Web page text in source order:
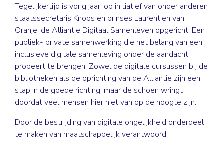
Tegelijkertijd is vorig jaar, op initiatief van onder anderen
staatssecretaris Knops en prinses Laurentien van
Oranje, de Alliantie Digitaal ­Samenleven opgericht. Een
publiek- private samenwerking die het belang van een
inclusieve digitale samenleving onder de aandacht
probeert te brengen. Zowel de digitale cursussen bij de
bibliotheken als de oprichting van de Alliantie zijn een
stap in de goede richting, maar de schoen wringt
doordat veel mensen hier niet van op de hoogte zijn.
Door de bestrijding van digitale ­ongelijkheid onderdeel
te maken van maatschappelijk verantwoord